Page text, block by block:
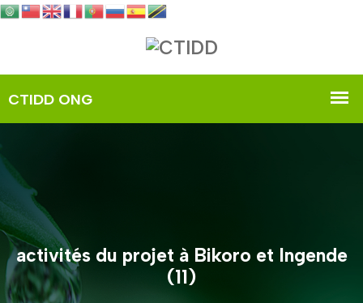
activités du projet à Bikoro et Ingende
(11)